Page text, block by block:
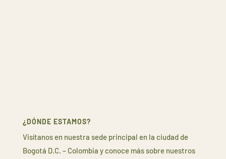
¿DÓNDE ESTAMOS?
Visítanos en nuestra sede principal en la ciudad de
Bogotá D.C. – Colombia y conoce más sobre nuestros